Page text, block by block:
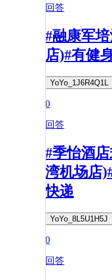
回答
#融康军
店)#有健
YoYo_1J6R4Q1L
0
回答
#季怡酒
湾机场店
快递
YoYo_8L5U1H5J
0
回答